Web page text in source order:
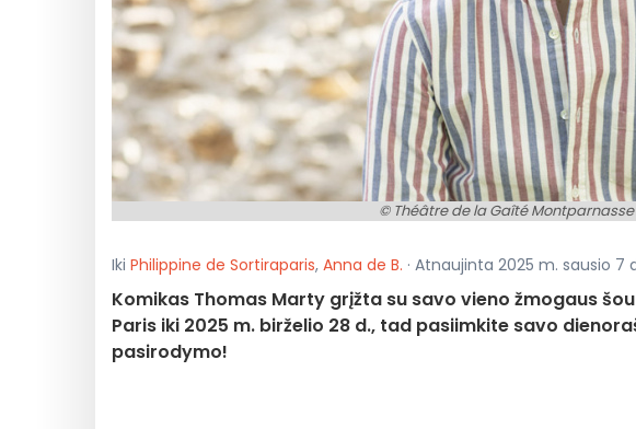
© Théâtre de la Gaîté
Iki Philippine de Sortiraparis, Anna de B. · Atnaujinta 2025 m. sausio 7
Komikas Thomas Marty grįžta su savo vieno žmogaus
Paris iki 2025 m. birželio 28 d., tad pasiimkite savo
pasirodymo!